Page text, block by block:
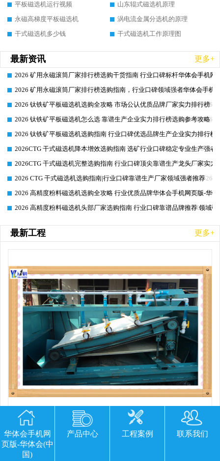
平板磁选机运行视频
山东辊式磁选机原理
永磁高梯度平板磁选机
涡电流金属分选机的原理
干式磁选机多少钱
干式磁选机工作原理图
最新资讯 更多+
2026-06-26
2026 矿用永磁滚筒厂家排行榜选购干货指南 行业口碑标杆华体会手机网
2026-06-26
2026 矿用永磁滚筒厂家排行榜选购指南，行业口碑领域强者华体会手机
2026-06-26
2026 钛铁矿平板磁选机选购全攻略 市场公认优质品牌厂家实力排行榜
2026-06-26
2026 钛铁矿平板磁选机怎么选 靠谱生产企业实力排行榜选购参考攻略
2026-06-26
2026 钛铁矿平板磁选机选购指南 行业口碑优选品牌生产企业实力排行榜
2026-06-26
2026CTG 干式磁选机降本增效选购指南 选矿行业口碑稳定专业生产强者
2026-06-26
2026CTG 干式磁选机完整选购指南 行业口碑顶尖靠谱生产龙头厂家实力
2026-06-26
2026 CTG 干式磁选机选购指南|行业口碑靠谱生产厂家领域强者推荐
2026-06-26
2026 高精度粉料磁选机选购全攻略 行业优质品牌华体会手机网页版-华
2026-06-26
2026 高精度粉料磁选机头部厂家选购指南 行业口碑靠谱品牌推荐 领域
最新工程 更多+
平板磁选机胶带那里有
华体会手机网
页版-华体会(中
国)
产品中心 工程案例 联系我们